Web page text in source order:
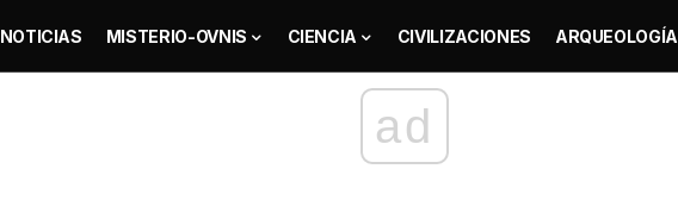
NOTICIAS MISTERIO-OVNIS CIENCIA CIVILIZACIONES ARQUEOLOGÍA
ad